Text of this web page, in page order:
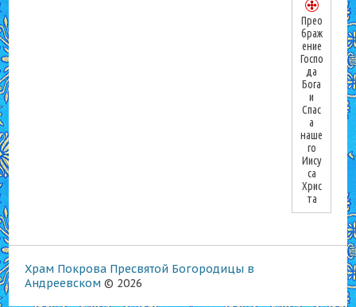
Прео
браж
ение
Госпо
да
Бога
и
Спас
а
наше
го
Иису
са
Хрис
та
Храм Покрова Пресвятой Богородицы в
Андреевском © 2026